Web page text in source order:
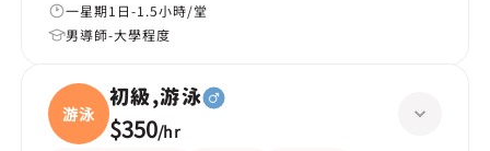
一星期1日-1.5小時/堂
男導師-大學程度
游泳
初級,游泳
$350/hr